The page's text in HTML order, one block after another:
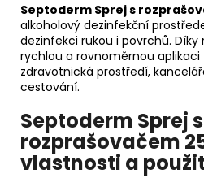
Septoderm Sprej s
alkoholový dezinfekční
dezinfekci rukou i povrchů.
rychlou a rovnoměrnou aplikaci
zdravotnická prostředí,
cestování.
Septoderm Sprej s
rozprašovačem
vlastnosti a